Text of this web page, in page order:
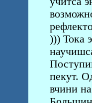
))) Тока
пекут.
вчини